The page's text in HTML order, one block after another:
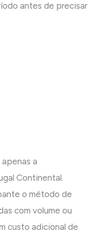
antes de precisar
a
Continental.
o método de
com volume ou
custo adicional de